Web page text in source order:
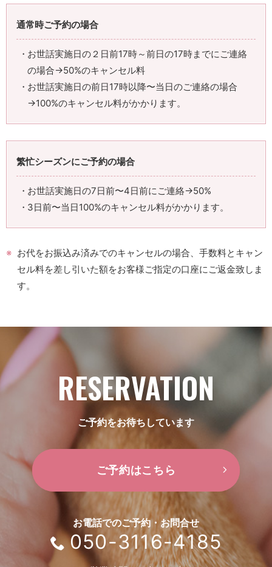
通常時ご予約の場合
お世話実施日の２日前17時～前日の17時までにご連絡
の場合→50%のキャンセル料
お世話実施日の前日17時以降〜当日のご連絡の場合
→100%のキャンセル料がかかります。
繁忙シーズンにご予約の場合
お世話実施日の7日前〜4日前にご連絡→50%
3日前〜当日100%のキャンセル料がかかります。
お代をお振込み済みでのキャンセルの場合、手数料とキャン
セル料を差し引いた額をお客様ご指定の口座にご返金致しま
す。
RESERVATION
ご予約をお待ちしています
ご予約はこちら
お電話でのご予約・お問合せ
050-3116-4185